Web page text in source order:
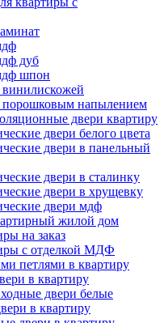
дуб
шпон
порошковым напылением
двери квартиру
двери белого цвета
двери в панельный
двери в сталинку
двери в хрущевку
двери мдф
жилой дом
на заказ
с отделкой МДФ
петлями в квартиру
в квартиру
двери белые
в квартиру